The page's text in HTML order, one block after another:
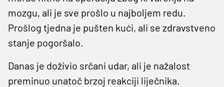
mozgu, ali je sve prošlo u najboljem redu.
Prošlog tjedna je pušten kući, ali se zdravstveno
stanje pogoršalo.
Danas je doživio srčani udar, ali je nažalost
preminuo unatoč brzoj reakciji liječnika.